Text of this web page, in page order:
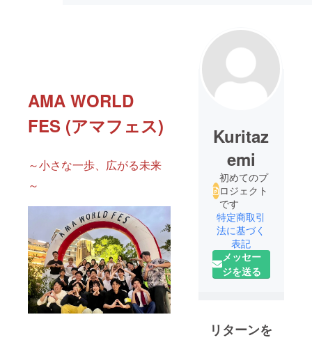
AMA WORLD
FES (アマフェス)
～小さな一歩、広がる未来
～
Kuritaz
emi
初めてのプ
ロジェクト
です
特定商取引
法に基づく
表記
メッセー
ジを送る
リターンを